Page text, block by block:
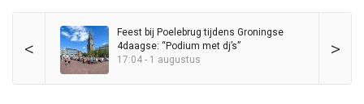
< >
Feest bij Poelebrug tijdens Groningse
4daagse: “Podium met dj’s”
17:04 - 1 augustus